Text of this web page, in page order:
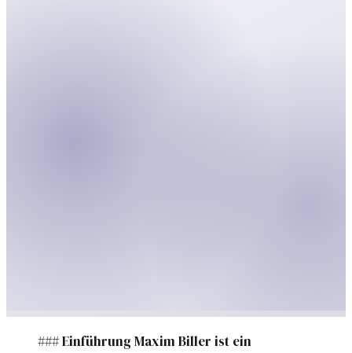
### Einführung Maxim Biller ist ein